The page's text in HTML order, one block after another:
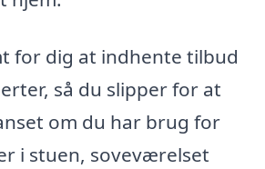
for dig at indhente tilbud
så du slipper for at
om du har brug for
i stuen, soveværelset